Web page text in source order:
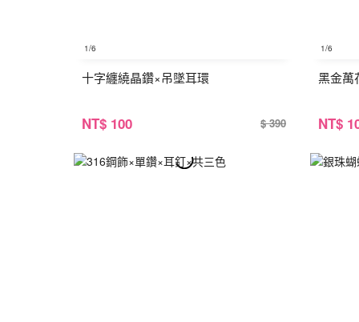
1/6
十字纏繞晶鑽×吊墜耳環
NT$ 100 $ 390
1/6
黑金萬
NT$